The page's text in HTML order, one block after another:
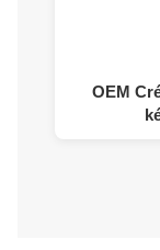
OEM